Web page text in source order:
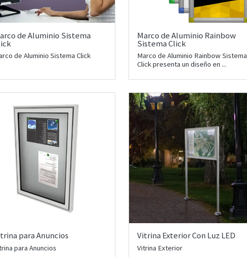
de Aluminio Sistema
de Aluminio Sistema Click
Marco de Aluminio Rainbow
Sistema Click
Marco de Aluminio Rainbow Sistema
Click presenta un diseño en ...
para Anuncios
para Anuncios
Vitrina Exterior Con Luz LED
Vitrina Exterior